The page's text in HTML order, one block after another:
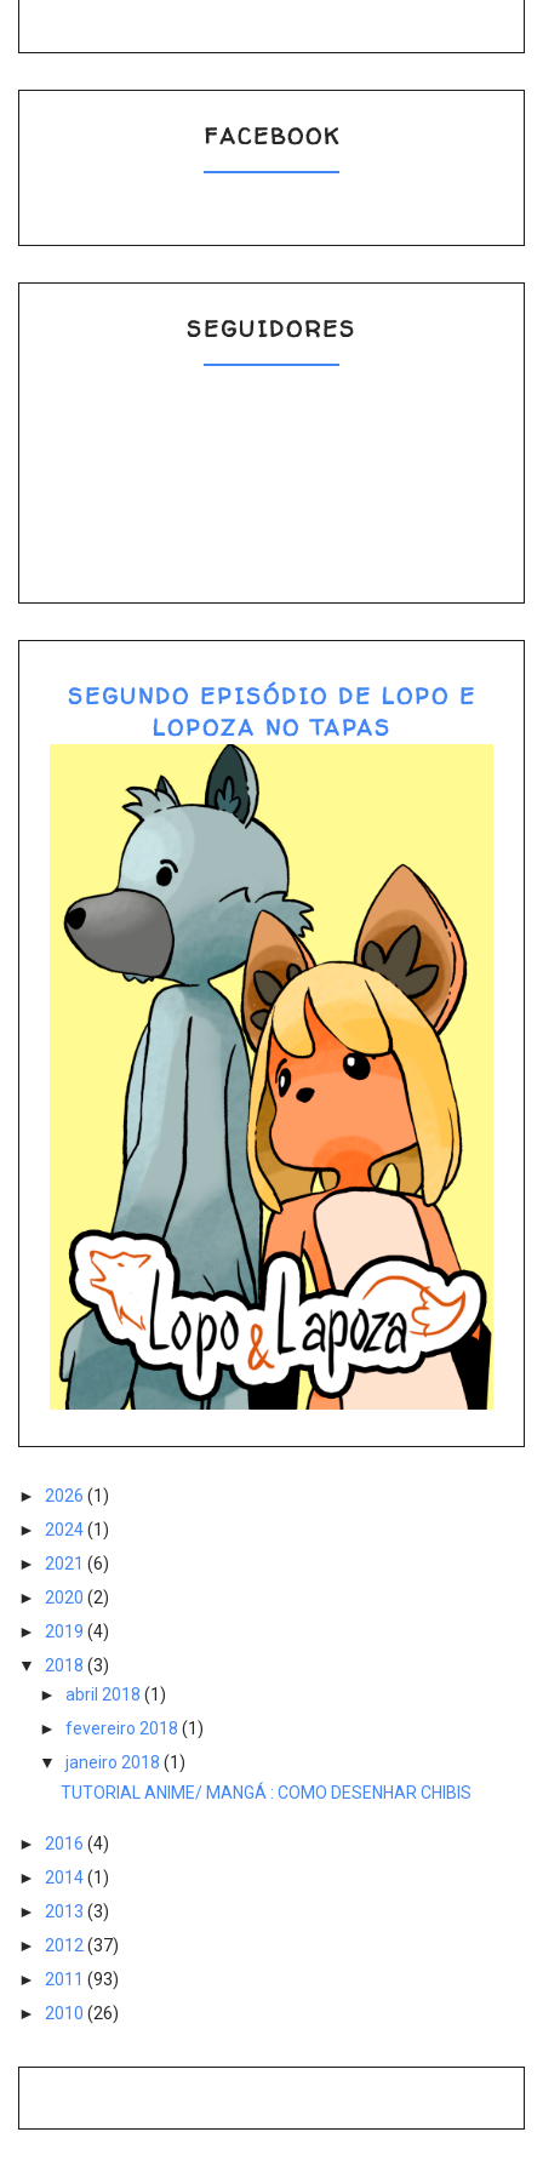
FACEBOOK
SEGUIDORES
SEGUNDO EPISÓDIO DE LOPO E
LOPOZA NO TAPAS
► 2026 (1)
► 2024(1)
► 2021 (6)
► 2020 (2)
► 2019 (4)
▼ 2018 (3)
► abril 2018 (1)
► fevereiro 2018 (1)
▼ janeiro 2018 (1)
TUTORIAL ANIME/ MANGÁ : COMO DESENHAR CHIBIS
► 2016 (4)
► 2014(1)
► 2013 (3)
► 2012 (37)
► 2011 (93)
► 2010 (26)